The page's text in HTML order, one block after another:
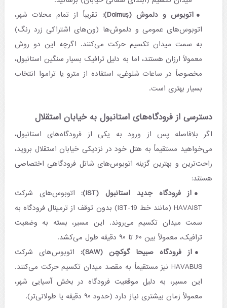
اتوبوس و دلموش (Dolmuş):
تقریباً از تمام محلات شهر،
اتوبوس‌های عمومی و دلموش‌ها (ون‌های اشتراکی زرد رنگ)
به سمت میدان تکسیم حرکت می‌کنند. اگرچه این دو روش
معمولاً ارزان هستند، اما به دلیل ترافیک بسیار سنگین استانبول،
مخصوصاً در ساعات شلوغی، استفاده از مترو یا تراموا انتخاب
بسیار بهتری است.
دسترسی از فرودگاه‌های استانبول به خیابان استقلال
اگر بلافاصله پس از ورود به یکی از فرودگاه‌های استانبول،
می‌خواهید مستقیماً به هتل خود در نزدیکی خیابان استقلال بروید،
راحت‌ترین و بهترین گزینه‌ اتوبوس‌های شاتل فرودگاهی اختصاصی
هستند:
از فرودگاه جدید استانبول (IST):
اتوبوس‌های شرکت
HAVAIST (مانند خط IST-19) بدون توقف از ترمینال فرودگاه به
سمت میدان تکسیم می‌روند. این مسیر، بسته به وضعیت
ترافیک، معمولاً بین ۶۰ تا ۹۰ دقیقه طول می‌کشد.
از فرودگاه صبیحا گوکچن (SAW):
اتوبوس‌های شرکت
HAVABUS نیز مستقیماً به مقصد میدان تکسیم حرکت می‌کنند.
این مسیر، به دلیل موقعیت فرودگاه در بخش آسیایی شهر،
معمولاً زمان بیشتری نیاز دارد (حدود ۹۰ دقیقه یا طولانی‌تر).